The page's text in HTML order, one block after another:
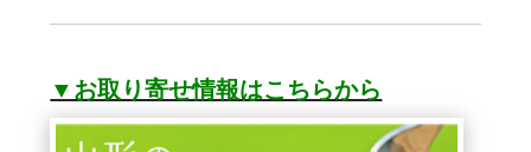
▼お取り寄せ情報はこちらから